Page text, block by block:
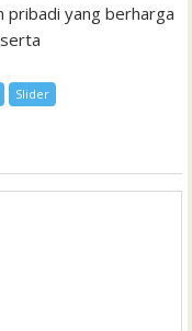
pribadi yang berharga
Slider